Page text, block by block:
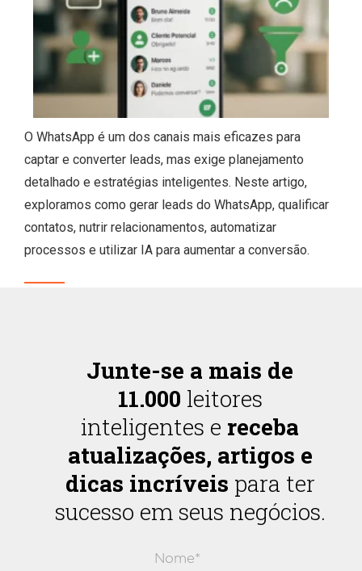
O WhatsApp é um dos canais mais eficazes para
captar e converter leads, mas exige planejamento
detalhado e estratégias inteligentes. Neste artigo,
exploramos como gerar leads do WhatsApp, qualificar
contatos, nutrir relacionamentos, automatizar
processos e utilizar IA para aumentar a conversão.
Junte-se a mais de
11.000 leitores
inteligentes e receba
atualizações, artigos e
dicas incríveis para ter
sucesso em seus negócios.
Nome*